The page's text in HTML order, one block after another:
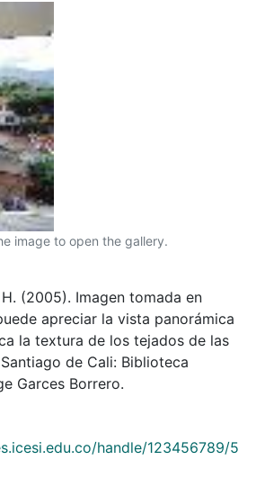
image to open the gallery.
(2005). Imagen tomada en
apreciar la vista panorámica
la textura de los tejados de las
de Cali: Biblioteca
Garces Borrero.
handle/123456789/5